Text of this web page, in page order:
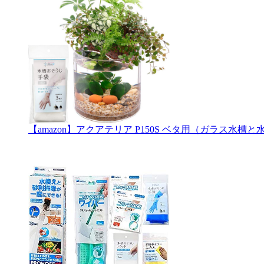
【amazon】アクアテリア P150S ベタ用（ガラス水槽